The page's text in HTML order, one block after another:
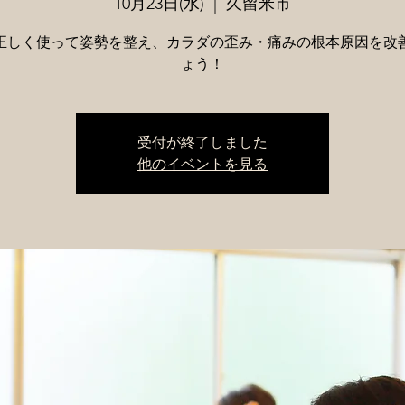
しく使って姿勢を整え、カラダの歪み・痛みの根本原因を改
ょう！
受付が終了しました
他のイベントを見る